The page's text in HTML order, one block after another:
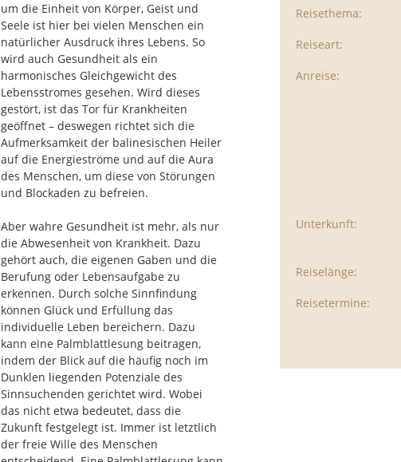
um die Einheit von Körper, Geist und
Seele ist hier bei vielen Menschen ein
natürlicher Ausdruck ihres Lebens. So
wird auch Gesundheit als ein
harmonisches Gleichgewicht des
Lebensstromes gesehen. Wird dieses
gestört, ist das Tor für Krankheiten
geöffnet – deswegen richtet sich die
Aufmerksamkeit der balinesischen Heiler
auf die Energieströme und auf die Aura
des Menschen, um diese von Störungen
und Blockaden zu befreien.
Aber wahre Gesundheit ist mehr, als nur
die Abwesenheit von Krankheit. Dazu
gehört auch, die eigenen Gaben und die
Berufung oder Lebensaufgabe zu
erkennen. Durch solche Sinnfindung
können Glück und Erfüllung das
individuelle Leben bereichern. Dazu
kann eine Palmblattlesung beitragen,
indem der Blick auf die häufig noch im
Dunklen liegenden Potenziale des
Sinnsuchenden gerichtet wird. Wobei
das nicht etwa bedeutet, dass die
Zukunft festgelegt ist. Immer ist letztlich
der freie Wille des Menschen
Reisethema:
Reiseart:
Anreise:
Unterkunft:
Reiselänge:
Reisetermine: